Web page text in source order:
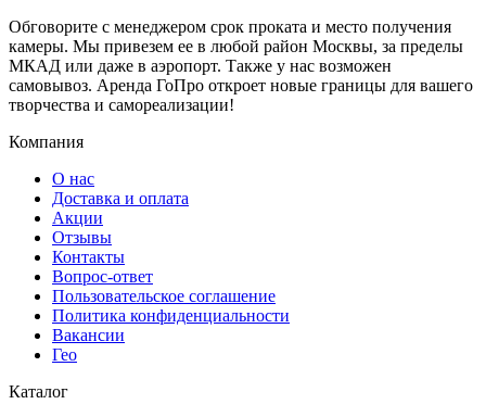
Обговорите с менеджером срок проката и место получения
камеры. Мы привезем ее в любой район Москвы, за пределы
МКАД или даже в аэропорт. Также у нас возможен
самовывоз. Аренда ГоПро откроет новые границы для вашего
творчества и самореализации!
Компания
О нас
Доставка и оплата
Акции
Отзывы
Контакты
Вопрос-ответ
Пользовательское соглашение
Политика конфиденциальности
Вакансии
Гео
Каталог